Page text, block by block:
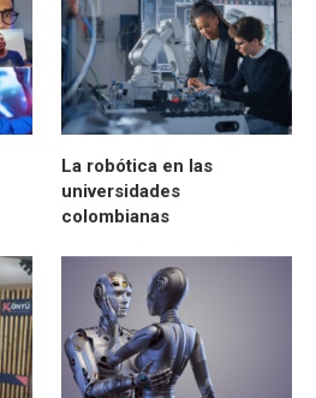
La robótica en las
universidades
colombianas